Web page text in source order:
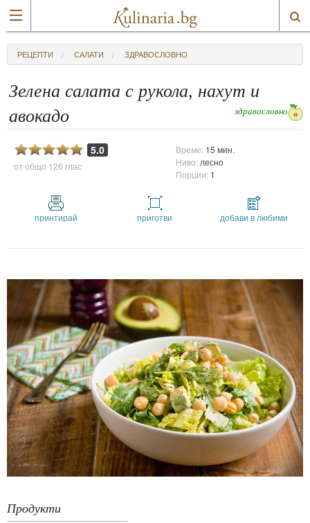
РЕЦЕПТИ САЛАТИ ЗДРАВОСЛОВНО
Зелена салата с рукола, нахут и
авокадо
здравословно
5.0
от общо 126 глас
Време: 15 мин.
Ниво: лесно
Порции: 1
принтирай приготви добави в любими
Продукти